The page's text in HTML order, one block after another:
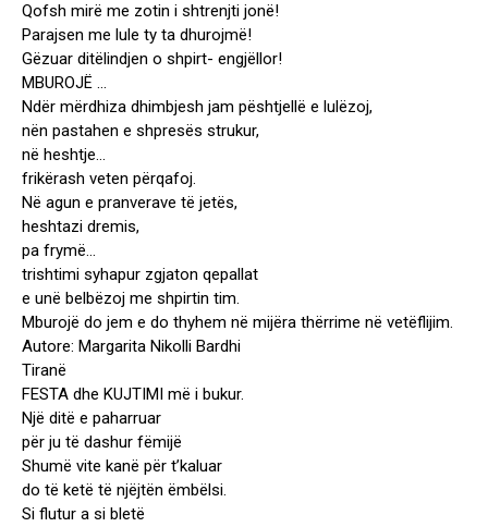
Qofsh mirë me zotin i shtrenjti jonë!
Parajsen me lule ty ta dhurojmë!
Gëzuar ditëlindjen o shpirt- engjëllor!
MBUROJË …
Ndër mërdhiza dhimbjesh jam pështjellë e lulëzoj,
nën pastahen e shpresës strukur,
në heshtje…
frikërash veten përqafoj.
Në agun e pranverave të jetës,
heshtazi dremis,
pa frymë…
trishtimi syhapur zgjaton qepallat
e unë belbëzoj me shpirtin tim.
Mburojë do jem e do thyhem në mijëra thërrime në vetëflijim.
Autore: Margarita Nikolli Bardhi
Tiranë
FESTA dhe KUJTIMI më i bukur.
Një ditë e paharruar
për ju të dashur fëmijë
Shumë vite kanë për t’kaluar
do të ketë të njëjtën ëmbëlsi.
Si flutur a si bletë